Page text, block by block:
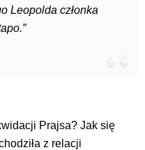
Leopolda członka
Prajsa? Jak się
z relacji